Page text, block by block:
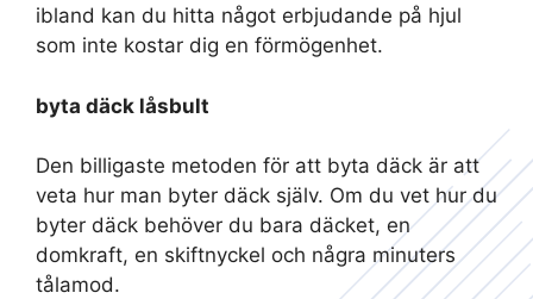
ibland kan du hitta något erbjudande på hjul
som inte kostar dig en förmögenhet.
byta däck låsbult
Den billigaste metoden för att byta däck är att
veta hur man byter däck själv. Om du vet hur du
byter däck behöver du bara däcket, en
domkraft, en skiftnyckel och några minuters
tålamod.